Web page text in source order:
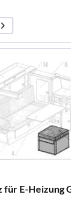
für E-Heizung